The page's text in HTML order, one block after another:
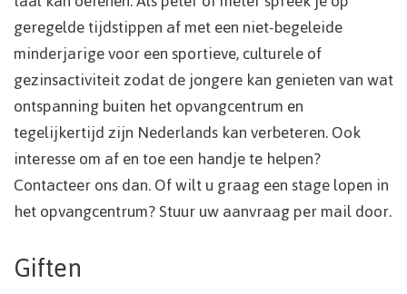
geregelde tijdstippen af met een niet-begeleide
minderjarige voor een sportieve, culturele of
gezinsactiviteit zodat de jongere kan genieten van wat
ontspanning buiten het opvangcentrum en
tegelijkertijd zijn Nederlands kan verbeteren. Ook
interesse om af en toe een handje te helpen?
Contacteer ons dan. Of wilt u graag een stage lopen in
het opvangcentrum? Stuur uw aanvraag per mail door.
Giften